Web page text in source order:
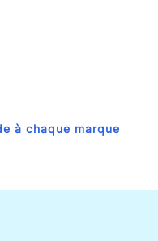
à chaque marque